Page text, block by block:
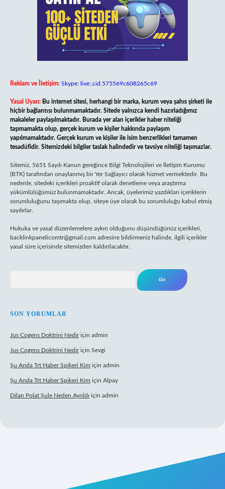
Reklam ve İletişim: Skype: live:.cid.575569c608265c69
Yasal Uyarı: Bu internet sitesi, herhangi bir marka, kurum veya şahıs şirketi ile
hiçbir bağlantısı bulunmamaktadır. Sitede yalnızca kendi hazırladığımız
makaleler paylaşılmaktadır. Burada yer alan içerikler haber niteliği
taşımamakta olup, gerçek kurum ve kişiler hakkında paylaşım
yapılmamaktadır. Gerçek kurum ve kişiler ile isim benzerlikleri tamamen
tesadüfidir. Sitemizdeki bilgiler taslak halindedir ve tavsiye niteliği taşımazlar.
Sitemiz, 5651 Sayılı Kanun gereğince Bilgi Teknolojileri ve İletişim Kurumu
(BTK) tarafından onaylanmış bir Yer Sağlayıcı olarak hizmet vermektedir. Bu
nedenle, sitedeki içerikleri proaktif olarak denetleme veya araştırma
yükümlülüğümüz bulunmamaktadır. Ancak, üyelerimiz yazdıkları içeriklerin
sorumluluğunu taşımakta olup, siteye üye olarak bu sorumluluğu kabul etmiş
sayılırlar.
Hukuka ve yasal düzenlemelere aykırı olduğunu düşündüğünüz içerikleri,
backlinkpanelicomtr@gmail.com adresine bildirmeniz halinde, ilgili içerikler
yasal süre içerisinde sitemizden kaldırılacaktır.
SON YORUMLAR
Jus Cogens Doktrini Nediriçin admin
Jus Cogens Doktrini Nediriçin Sevgi
Şu Anda Trt Haber Spikeri Kim için admin
Şu Anda Trt Haber Spikeri Kim için Alpay
Dilan Polat Şule Neden Ayrıldı için admin